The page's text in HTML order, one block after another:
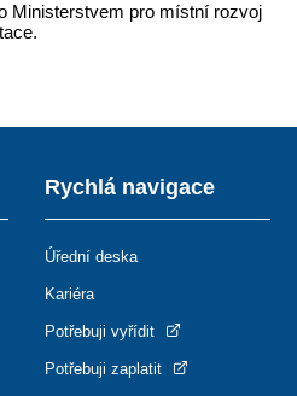
Ministerstvem pro místní rozvoj
Rychlá navigace
Úřední deska
Kariéra
Potřebuji vyřídit
Potřebuji zaplatit